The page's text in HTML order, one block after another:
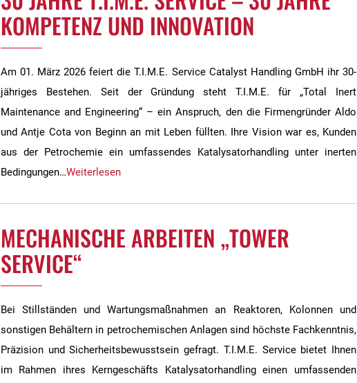
KOMPETENZ UND INNOVATION
Am 01. März 2026 feiert die T.I.M.E. Service Catalyst Handling GmbH ihr 30-
jähriges Bestehen. Seit der Gründung steht T.I.M.E. für „Total Inert
Maintenance and Engineering“ – ein Anspruch, den die Firmengründer Aldo
und Antje Cota von Beginn an mit Leben füllten. Ihre Vision war es, Kunden
aus der Petrochemie ein umfassendes Katalysatorhandling unter inerten
Bedingungen…Weiterlesen
MECHANISCHE ARBEITEN „TOWER
SERVICE“
Bei Stillständen und Wartungsmaßnahmen an Reaktoren, Kolonnen und
sonstigen Behältern in petrochemischen Anlagen sind höchste Fachkenntnis,
Präzision und Sicherheitsbewusstsein gefragt. T.I.M.E. Service bietet Ihnen
im Rahmen ihres Kerngeschäfts Katalysatorhandling einen umfassenden